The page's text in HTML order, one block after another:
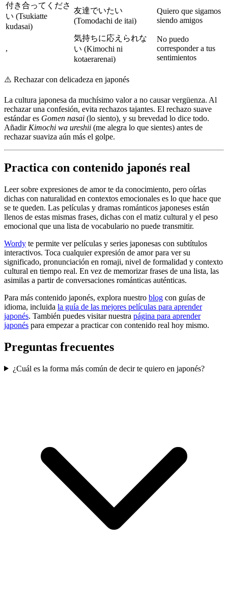
付き合ってくださ
い (Tsukiatte
kudasai)
友達でいたい
(Tomodachi de itai)
Quiero que sigamos
siendo amigos
,
気持ちに応えられな
い (Kimochi ni
kotaerarenai)
No puedo
corresponder a tus
sentimientos
⚠️ Rechazar con delicadeza en japonés
La cultura japonesa da muchísimo valor a no causar vergüenza. Al
rechazar una confesión, evita rechazos tajantes. El rechazo suave
estándar es Gomen nasai (lo siento), y su brevedad lo dice todo.
Añadir Kimochi wa ureshii (me alegra lo que sientes) antes de
rechazar suaviza aún más el golpe.
Practica con contenido japonés real
Leer sobre expresiones de amor te da conocimiento, pero oírlas
dichas con naturalidad en contextos emocionales es lo que hace que
se te queden. Las películas y dramas románticos japoneses están
llenos de estas mismas frases, dichas con el matiz cultural y el peso
emocional que una lista de vocabulario no puede transmitir.
Wordy te permite ver películas y series japonesas con subtítulos
interactivos. Toca cualquier expresión de amor para ver su
significado, pronunciación en romaji, nivel de formalidad y contexto
cultural en tiempo real. En vez de memorizar frases de una lista, las
asimilas a partir de conversaciones románticas auténticas.
Para más contenido japonés, explora nuestro blog con guías de
idioma, incluida la guía de las mejores películas para aprender
japonés. También puedes visitar nuestra página para aprender
japonés para empezar a practicar con contenido real hoy mismo.
Preguntas frecuentes
¿Cuál es la forma más común de decir te quiero en japonés?